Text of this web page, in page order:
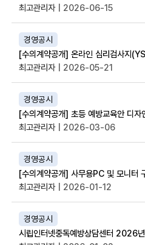
최고관리자 | 2026-06-15
경영공시
[수의계약공개] 온라인 심리검사지
최고관리자 | 2026-05-21
경영공시
[수의계약공개] 초등 예방교육안 디자
최고관리자 | 2026-03-06
경영공시
[수의계약공개] 사무용PC 및 모니터
최고관리자 | 2026-01-12
경영공시
시립인터넷중독예방상담센터 2026